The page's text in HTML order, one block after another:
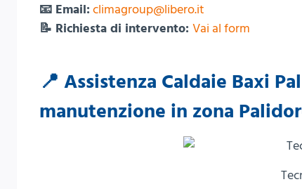
📧 Email: climagroup@libero.it
📝 Richiesta di intervento: Vai al form
📍 Assistenza Caldaie Baxi
manutenzione in zona